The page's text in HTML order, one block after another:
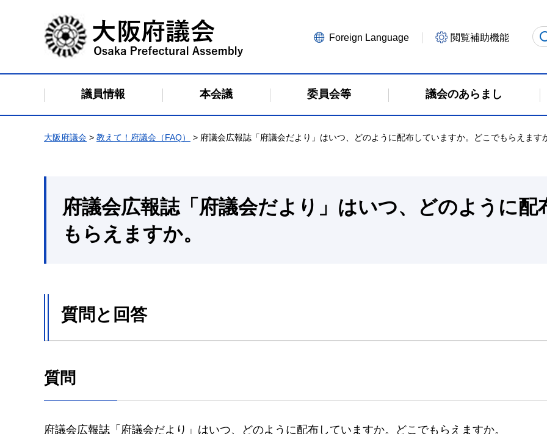
大阪府議会
Foreign Language 閲覧補助機能
議員情報 本会議 委員会等 議会のあらまし
大阪府議会 > 教えて！府議会（FAQ） > 府議会広報誌「府議会だより」はいつ、どのように配布していますか。どこでもらえます
府議会広報誌「府議会だより」はいつ、どのように
もらえますか。
質問と回答
質問
府議会広報誌「府議会だより」はいつ、どのように配布していますか。どこでもらえますか。